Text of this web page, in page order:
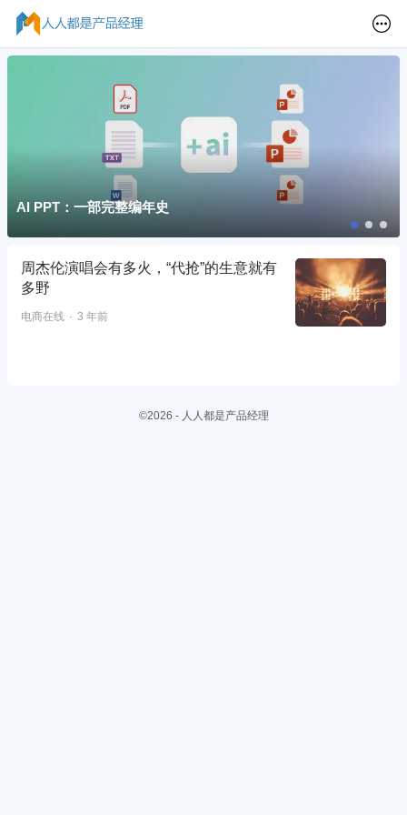
AI PPT：一部完整编年史
周杰伦演唱会有多火，“代抢”的生意就有
多野
电商在线 3 年前
©2026 - 人人都是产品经理